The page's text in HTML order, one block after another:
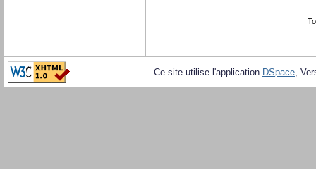
Ce site utilise l'application DSpace,